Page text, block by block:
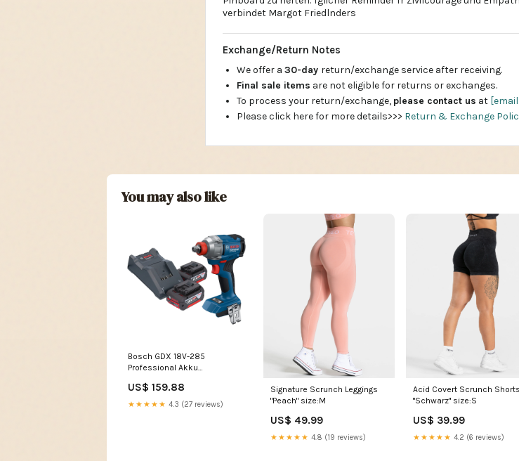
We offer a30-dayreturn/exchange service after receiving.
Final sale items
are not eligible for returns or exchanges.
To process your return/exchange,
please contact us at
Please click here for more details>>>
Return & Exchange Policy
You may also like
Drehschlagschrauber 18 V
285 Nm 1/4'' Brushless + 2x
Akku 4,0 Ah + Ladegerät 2024
Import BOSCH
US$ 159.88
★★★★★4.3 (27 reviews)
Signature Scrunch Leggings
"Peach" size:M
US$ 49.99
★★★★★ 4.8 (19 reviews)
Acid Covert Scrunch Shorts
US$ 39.99
★★★★★ 4.2 (6 reviews)